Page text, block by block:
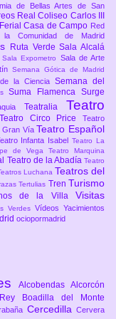
de Bellas Artes de San
Real Coliseo Carlos III
Casa de Campo Red
Comunidad de Madrid
Ruta VerdeSala Alcalá
Sala Expometro Sala de Arte
Semana Gótica de Madrid
la Ciencia Semana del
Suma FlamencaSurge
Teatralia Teatro
Teatro Circo Price Teatro
Gran Vía Teatro Español
Infanta IsabelTeatro La
de Vega Teatro Marquina
Teatro de la Abadía Teatro
Luchana Teatros del
Tertulias Tren Turismo
de la VillaVisitas
Verdes VídeosYacimientos
ociopormadrid
Alcobendas Alcorcón
Boadilla del Monte
CercedillaCervera